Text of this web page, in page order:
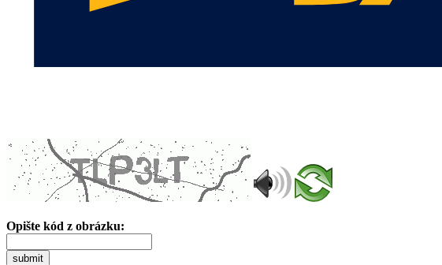
Opište kód z obrázku:
submit